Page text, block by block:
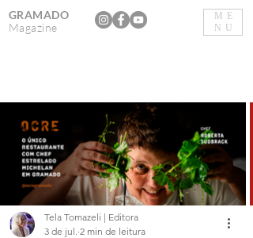
ME
NU
GRAMADO
Magazine
Tela Tomazeli | Editora
3 de jul. 2 min de leitura